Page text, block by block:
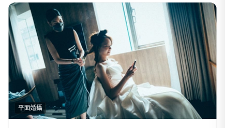
平面婚攝